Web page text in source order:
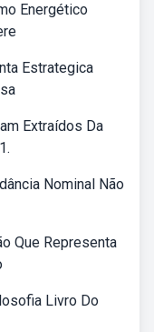
Energético
Estrategica
Extraídos Da
Nominal Não
Que Representa
Livro Do